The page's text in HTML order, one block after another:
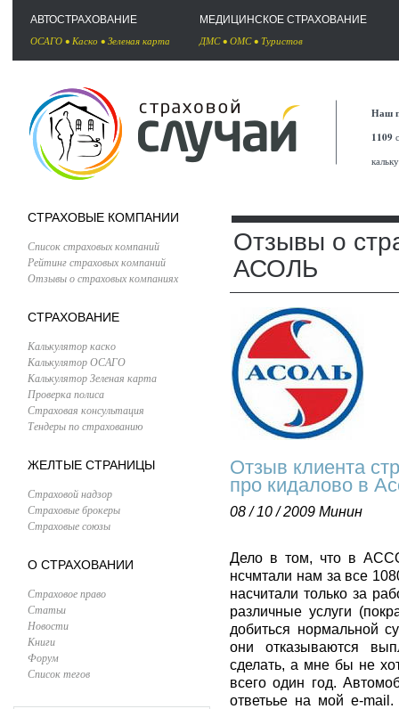
АВТОСТРАХОВАНИЕ
ОСАГО • Каско • Зеленая карта
МЕДИЦИНСКОЕ СТРАХОВАНИЕ
ДМС• ОМС• Туристов
Наш
1109
СТРАХОВЫЕ КОМПАНИИ
Список страховых компаний
Рейтинг страховых компаний
Отзывы о страховых компаниях
СТРАХОВАНИЕ
Калькулятор каско
Калькулятор ОСАГО
Калькулятор Зеленая карта
Проверка полиса
Страховая консультация
Тендеры по страхованию
ЖЕЛТЫЕ СТРАНИЦЫ
Страховой надзор
Страховые брокеры
Страховые союзы
О СТРАХОВАНИИ
Страховое право
Статьи
Новости
Книги
Форум
Список тегов
Отзывы о
АСОЛЬ
Отзыв клиента
про кидалово в
08 / 10 / 2009 Минин
Дело в том, что в
нсчмтали нам за все
насчитали только за
различные услуги
добиться нормальной
они отказываются
сделать, а мне бы не
всего один год.
ответьье на мой e-